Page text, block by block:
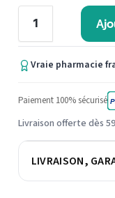
Vraie pharmacie
Paiement 100% sécurisé
Livraison offerte dès
LIVRAISON,